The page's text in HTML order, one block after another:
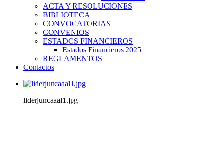
ACTA Y RESOLUCIONES
BIBLIOTECA
CONVOCATORIAS
CONVENIOS
ESTADOS FINANCIEROS
Estados Financieros 2025
REGLAMENTOS
Contactos
liderjuncaaal1.jpg